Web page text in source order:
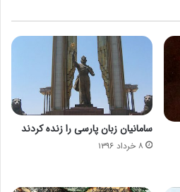
سامانیان زبان پارسی را زنده كردند
۸ خرداد ۱۳۹۶